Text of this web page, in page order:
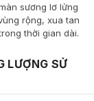
sương lơ lửng
rộng, xua tan
thời gian dài.
LƯỢNG SỬ